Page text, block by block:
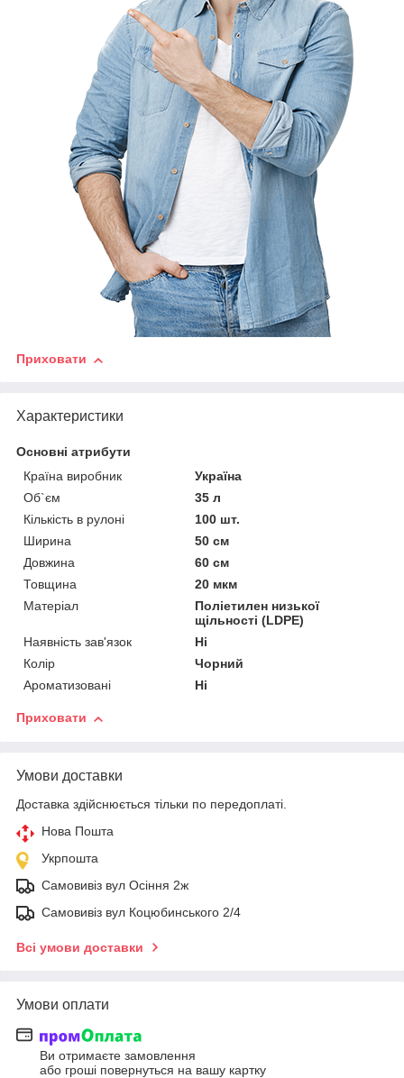
Приховати
Характеристики
Основні атрибути
Країна виробник
Україна
Об`єм
35 л
Кількість в рулоні
100 шт.
Ширина
50 см
Довжина
60 см
Товщина
20 мкм
Матеріал
Поліетилен низької
щільності (LDPE)
Наявність зав'язок
Ні
Колір
Чорний
Ароматизовані
Ні
Приховати
Умови доставки
Доставка здійснюється тільки по передоплаті.
Нова Пошта
Укрпошта
Самовивіз вул Осіння 2ж
Самовивіз вул Коцюбинського 2/4
Всі умови доставки
Умови оплати
Ви отримаєте замовлення
або гроші повернуться на вашу картку